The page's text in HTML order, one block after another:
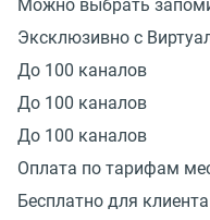
Можно выбрать
Эксклюзивно с
До 100 каналов
До 100 каналов
До 100 каналов
Оплата по тарифам
Бесплатно для клиента